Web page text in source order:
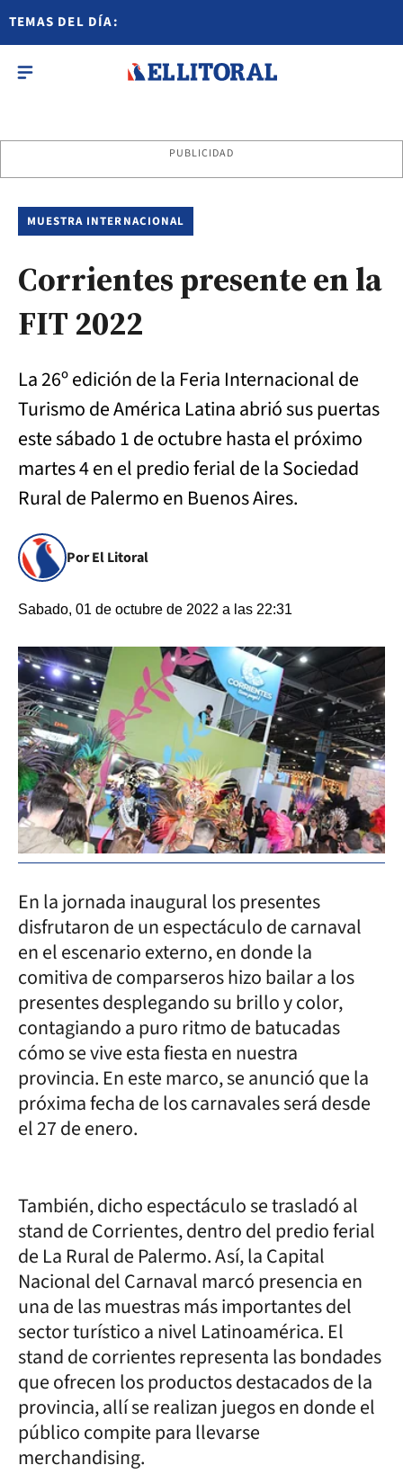
TEMAS DEL DÍA:
PUBLICIDAD
MUESTRA INTERNACIONAL
Corrientes presente en la
FIT 2022
La 26º edición de la Feria Internacional de
Turismo de América Latina abrió sus puertas
este sábado 1 de octubre hasta el próximo
martes 4 en el predio ferial de la Sociedad
Rural de Palermo en Buenos Aires.
Por El Litoral
Sabado, 01 de octubre de 2022 a las 22:31
En la jornada inaugural los presentes
disfrutaron de un espectáculo de carnaval
en el escenario externo, en donde la
comitiva de comparseros hizo bailar a los
presentes desplegando su brillo y color,
contagiando a puro ritmo de batucadas
cómo se vive esta fiesta en nuestra
provincia. En este marco, se anunció que la
próxima fecha de los carnavales será desde
el 27 de enero.
También, dicho espectáculo se trasladó al
stand de Corrientes, dentro del predio ferial
de La Rural de Palermo. Así, la Capital
Nacional del Carnaval marcó presencia en
una de las muestras más importantes del
sector turístico a nivel Latinoamérica. El
stand de corrientes representa las bondades
que ofrecen los productos destacados de la
provincia, allí se realizan juegos en donde el
público compite para llevarse
merchandising.